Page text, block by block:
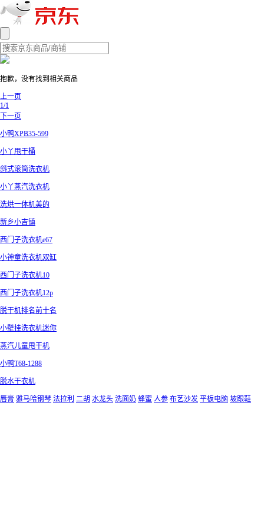
抱歉，没有找到相关商品
上一页
1/1
下一页
小鸭XPB35-599
小丫甩干桶
斜式滚筒洗衣机
小丫蒸汽洗衣机
洗烘一体机美的
新乡小吉镇
西门子洗衣机e67
小神童洗衣机双缸
西门子洗衣机10
西门子洗衣机12p
脱干机排名前十名
小壁挂洗衣机迷你
蒸汽儿童甩干机
小鸭T68-1288
脱水干衣机
唇膏 雅马哈钢琴 法拉利 二胡 水龙头 洗面奶 蜂蜜 人参 布艺沙发 平板电脑 坡跟鞋